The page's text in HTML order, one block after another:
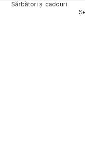
Sărbători și cadouri